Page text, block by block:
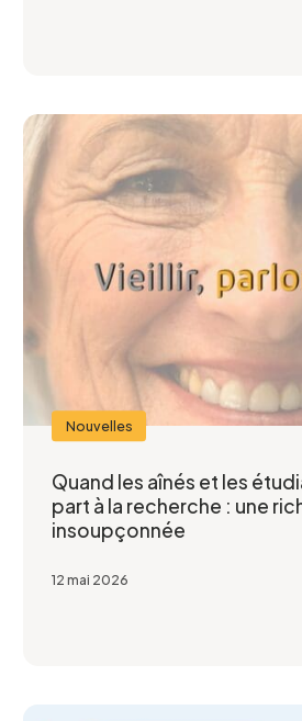
Nouvelles
Quand les aînés et les
part à la recherche : une
insoupçonnée
12 mai 2026